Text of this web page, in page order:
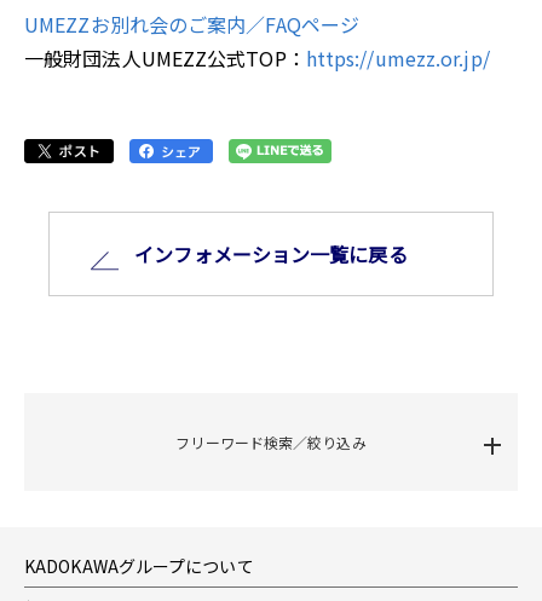
UMEZZお別れ会のご案内／FAQページ
一般財団法人UMEZZ公式TOP： https://umezz.or.jp/
インフォメーション⼀覧に戻る
フリーワード検索／絞り込み
KADOKAWAグループについて